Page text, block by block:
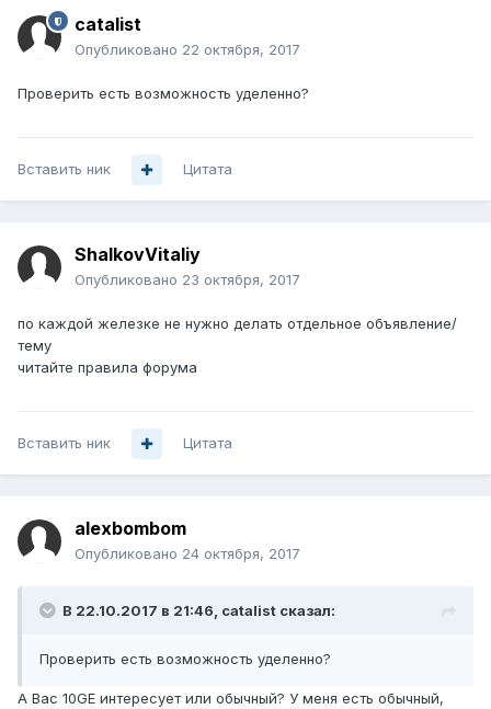
catalist
Опубликовано 22 октября, 2017
Проверить есть возможность уделенно?
Вставить ник Цитата
ShalkovVitaliy
Опубликовано 23 октября, 2017
по каждой железке не нужно делать отдельное объявление/
тему
читайте правила форума
Вставить ник Цитата
alexbombom
Опубликовано 24 октября, 2017
В 22.10.2017 в 21:46, catalist сказал:
Проверить есть возможность уделенно?
А Вас 10GE интересует или обычный? У меня есть обычный,